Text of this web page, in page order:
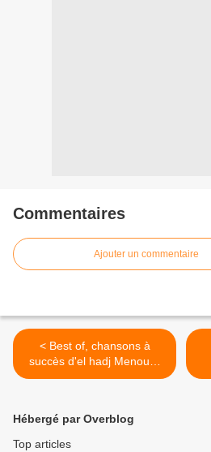
Commentaires
Ajouter un commentaire
< Best of, chansons à
succès d'el hadj Menouar
بعض الأغاني المختارة للمطرب
Hébergé par Overblog
Top articles